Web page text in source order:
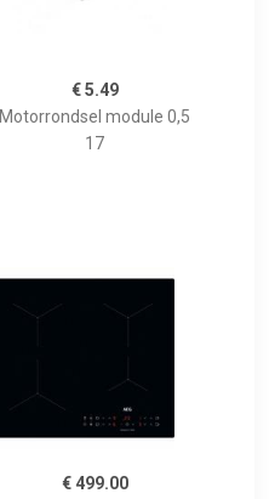
€ 5.49
Motorrondsel module 0,5
17
€ 499.00